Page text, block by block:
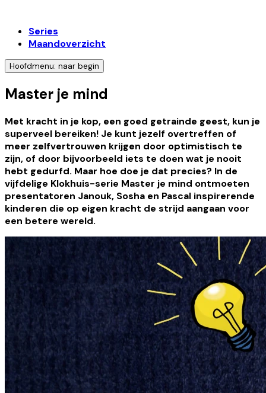
Series
Maandoverzicht
Hoofdmenu: naar begin
Master je mind
Met kracht in je kop, een goed getrainde geest, kun je
superveel bereiken! Je kunt jezelf overtreffen of
meer zelfvertrouwen krijgen door optimistisch te
zijn, of door bijvoorbeeld iets te doen wat je nooit
hebt gedurfd. Maar hoe doe je dat precies? In de
vijfdelige Klokhuis-serie Master je mind ontmoeten
presentatoren Janouk, Sosha en Pascal inspirerende
kinderen die op eigen kracht de strijd aangaan voor
een betere wereld.